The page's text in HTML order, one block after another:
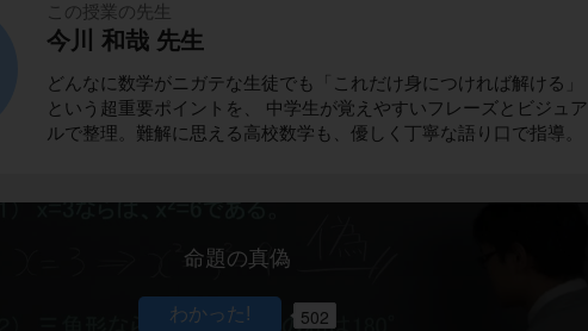
この授業の先生
今川 和哉 先生
どんなに数学がニガテな生徒でも「これだけ身につければ解ける」
という超重要ポイントを、 中学生が覚えやすいフレーズとビジュア
ルで整理。難解に思える高校数学も、優しく丁寧な語り口で指導。
命題の真偽
502